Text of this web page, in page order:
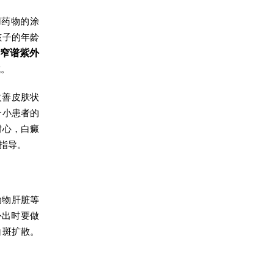
物的涂
的年龄
窄谱紫外
皮肤状
患者的
，白癜
导。
肝脏等
时要做
扩散。